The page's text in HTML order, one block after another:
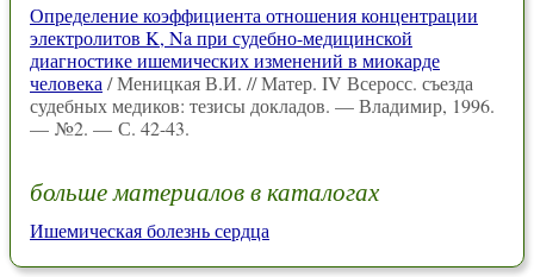
Определение коэффициента отношения концентрации
электролитов K, Na при судебно-медицинской
диагностике ишемических изменений в миокарде
человека / Меницкая В.И. // Матер. IV Всеросс. съезда
судебных медиков: тезисы докладов. — Владимир, 1996.
— №2. — С. 42-43.
больше материалов в каталогах
Ишемическая болезнь сердца